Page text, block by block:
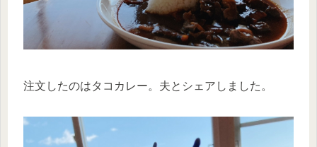
注文したのはタコカレー。夫とシェアしました。